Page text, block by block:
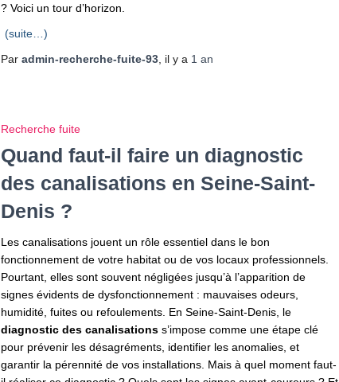
? Voici un tour d’horizon.
(suite…)
Par admin-recherche-fuite-93 , il y a 1 an
Recherche fuite
Quand faut-il faire un diagnostic
des canalisations en Seine-Saint-
Denis ?
Les canalisations jouent un rôle essentiel dans le bon
fonctionnement de votre habitat ou de vos locaux professionnels.
Pourtant, elles sont souvent négligées jusqu’à l’apparition de
signes évidents de dysfonctionnement : mauvaises odeurs,
humidité, fuites ou refoulements. En Seine-Saint-Denis, le
diagnostic des canalisations s’impose comme une étape clé
pour prévenir les désagréments, identifier les anomalies, et
garantir la pérennité de vos installations. Mais à quel moment faut-